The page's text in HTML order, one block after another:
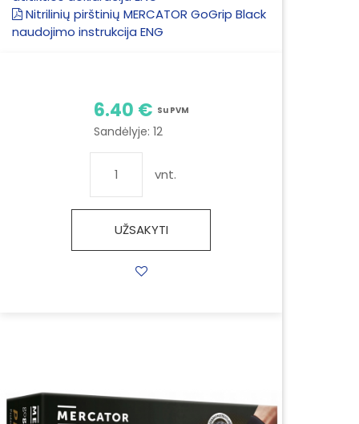
Nitrilinių pirštinių MERCATOR GoGrip Black
naudojimo instrukcija ENG
6.40 € Su PVM
Sandėlyje: 12
vnt.
UŽSAKYTI